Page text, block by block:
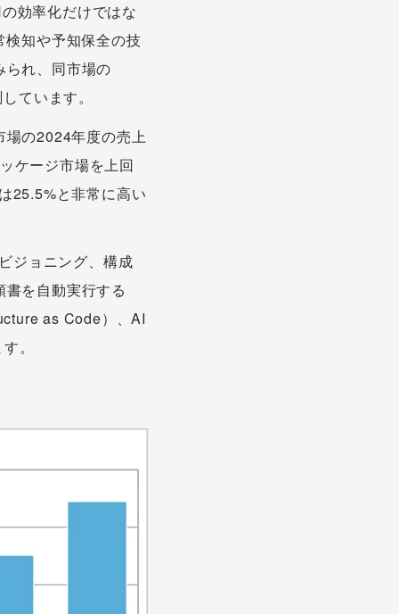
効率化だけではな
検知や予知保全の技
られ、同市場の
ています。
の2024年度の売上
ケージ市場を上回
25.5%と非常に高い
ジョニング、構成
を自動実行する
as Code）、AI
。